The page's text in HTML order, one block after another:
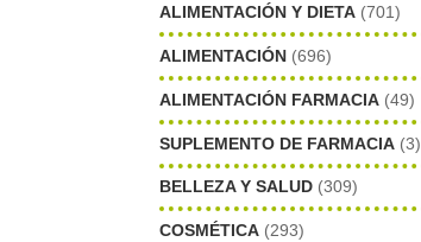
ALIMENTACIÓN Y DIETA (701)
ALIMENTACIÓN (696)
ALIMENTACIÓN FARMACIA (49)
SUPLEMENTO DE FARMACIA (3)
BELLEZA Y SALUD (309)
COSMÉTICA (293)